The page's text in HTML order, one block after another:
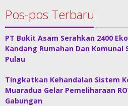
Pos-pos Terbaru
PT Bukit Asam Serahkan 2400
Kandang Rumahan Dan Komunal
Pulau
Tingkatkan Kehandalan Sistem
Muaradua Gelar Pemeliharaan
Gabungan